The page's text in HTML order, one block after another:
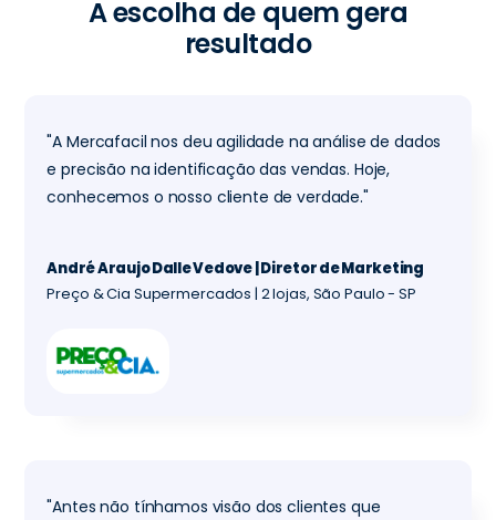
A escolha de quem gera
resultado
"A Mercafacil nos deu agilidade na análise de dados
e precisão na identificação das vendas. Hoje,
conhecemos o nosso cliente de verdade."
André Araujo Dalle Vedove | Diretor de Marketing
Preço & Cia Supermercados | 2 lojas, São Paulo - SP
"Antes não tínhamos visão dos clientes que